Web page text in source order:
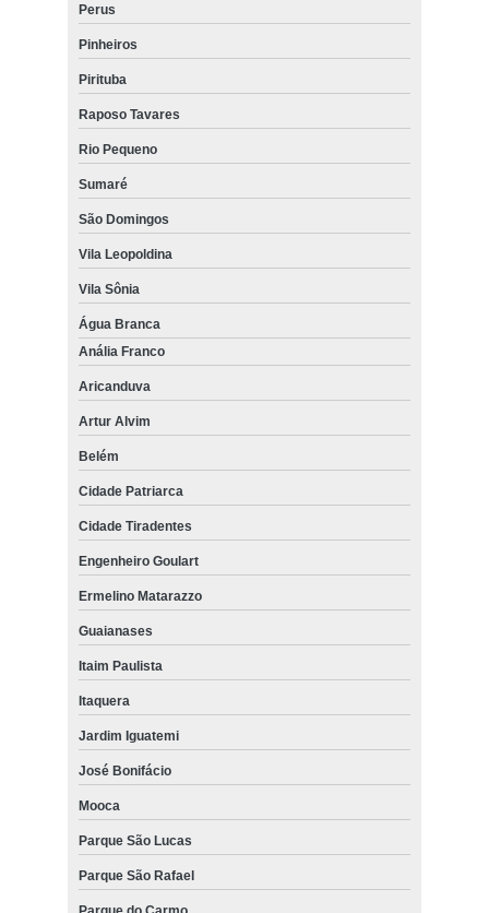
Perus
Pinheiros
Pirituba
Raposo Tavares
Rio Pequeno
Sumaré
São Domingos
Vila Leopoldina
Vila Sônia
Água Branca
Anália Franco
Aricanduva
Artur Alvim
Belém
Cidade Patriarca
Cidade Tiradentes
Engenheiro Goulart
Ermelino Matarazzo
Guaianases
Itaim Paulista
Itaquera
Jardim Iguatemi
José Bonifácio
Mooca
Parque São Lucas
Parque São Rafael